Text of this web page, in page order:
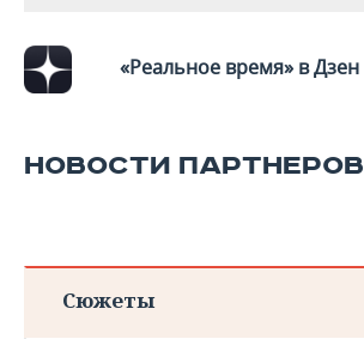
«Реальное время» в Дзен
НОВОСТИ ПАРТНЕРОВ
Сюжеты